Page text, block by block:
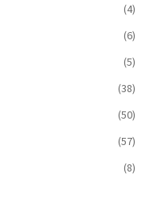
(4)
(6)
(5)
(38)
(50)
(57)
(8)